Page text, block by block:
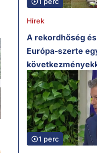
Hírek
A rekordhőség
Európa-szerte
1 perc